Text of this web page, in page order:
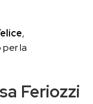
,
la
Feriozzi